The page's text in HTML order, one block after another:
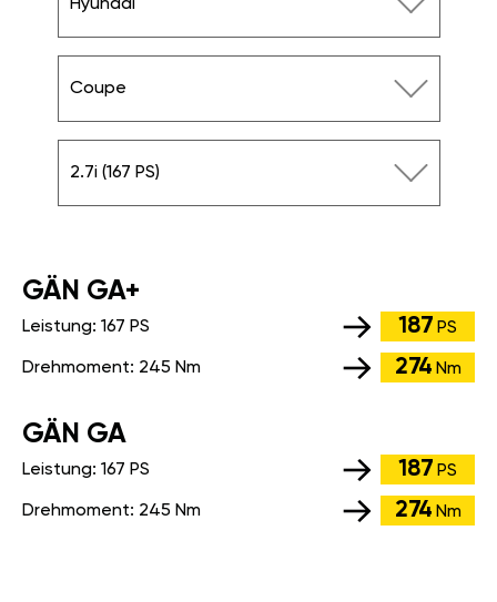
Hyundai
Coupe
2.7i (167 PS)
GÄN GA+
Leistung: 167 PS 187 PS
Drehmoment: 245 Nm 274 Nm
GÄN GA
Leistung: 167 PS 187 PS
Drehmoment: 245 Nm 274 Nm